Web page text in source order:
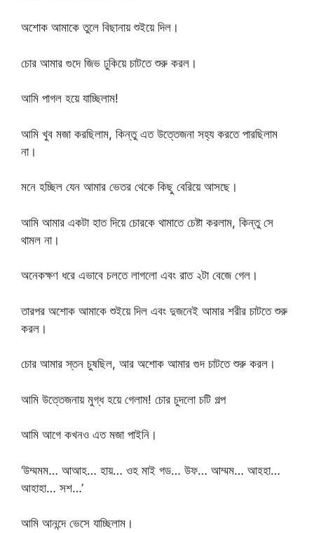
অশোক আমাকে তুলে বিছানায় শুইয়ে দিল।
চোর আমার গুদে জিভ ঢুকিয়ে চাটতে শুরু করল।
আমি পাগল হয়ে যাচ্ছিলাম!
আমি খুব মজা করছিলাম, কিন্তু এত উত্তেজনা সহ্য করতে পারছিলাম
না।
মনে হচ্ছিল যেন আমার ভেতর থেকে কিছু বেরিয়ে আসছে।
আমি আমার একটা হাত দিয়ে চোরকে থামাতে চেষ্টা করলাম, কিন্তু সে
থামল না।
অনেকক্ষণ ধরে এভাবে চলতে লাগলো এবং রাত ২টা বেজে গেল।
তারপর অশোক আমাকে শুইয়ে দিল এবং দুজনেই আমার শরীর চাটতে শুরু
করল।
চোর আমার স্তন চুষছিল, আর অশোক আমার গুদ চাটতে শুরু করল।
আমি উত্তেজনায় মুগ্ধ হয়ে গেলাম! চোর চুদলো চটি গল্প
আমি আগে কখনও এত মজা পাইনি।
‘উম্মমম… আআহ… হায়… ওহ মাই গড… উফ… আম্মম… আহহা…
আহাহা… সশ…’
আমি আনন্দে ভেসে যাচ্ছিলাম।